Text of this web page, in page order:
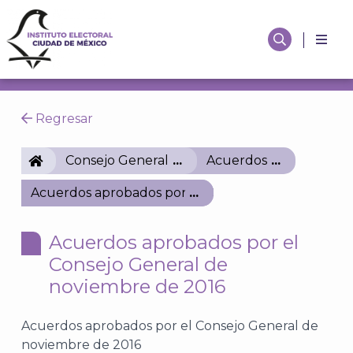
Regresar
IECMConsejo General Acuerdos
Acuerdos aprobados por el Consejo General de
Acuerdos aprobados por el
Consejo General de
noviembre de 2016
Acuerdos aprobados por el Consejo General de
noviembre de 2016